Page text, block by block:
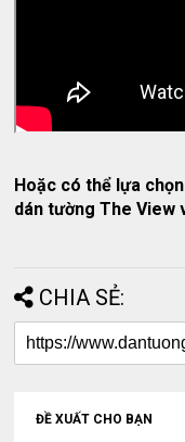
Hoặc có thể lựa
dán tường The View
CHIA SẺ:
ĐỀ XUẤT CHO BẠN